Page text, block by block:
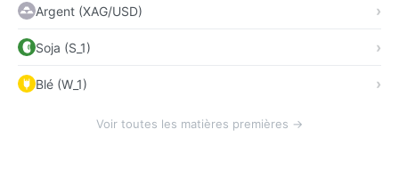
Argent (XAG/USD)
Soja (S_1)
Blé (W_1)
Voir toutes les matières premières →